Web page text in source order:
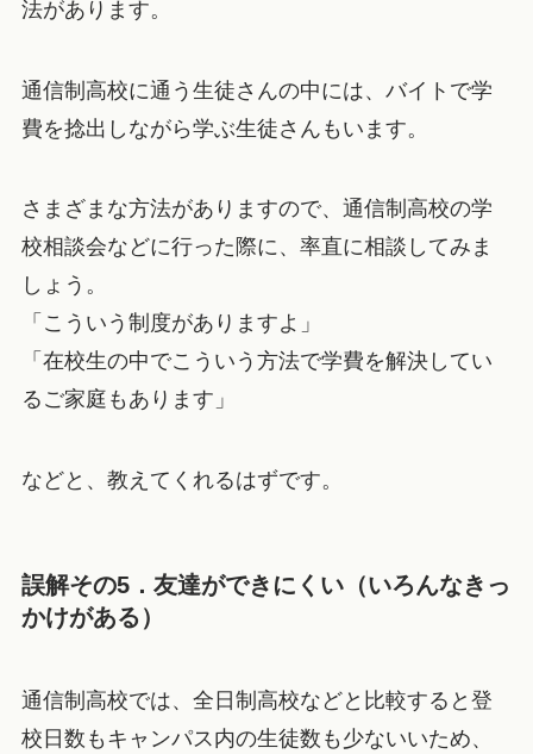
法があります。
通信制高校に通う生徒さんの中には、バイトで学
費を捻出しながら学ぶ生徒さんもいます。
さまざまな方法がありますので、通信制高校の学
校相談会などに行った際に、率直に相談してみま
しょう。
「こういう制度がありますよ」
「在校生の中でこういう方法で学費を解決してい
るご家庭もあります」
などと、教えてくれるはずです。
誤解その5．友達ができにくい（いろんなきっ
かけがある）
通信制高校では、全日制高校などと比較すると登
校日数もキャンパス内の生徒数も少ないいため、